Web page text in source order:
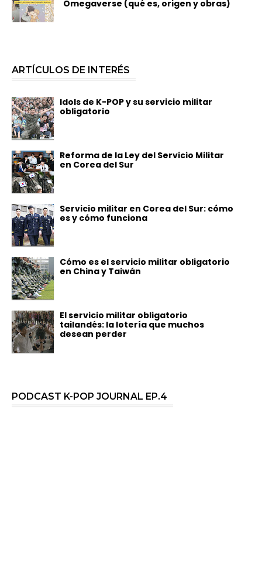
Omegaverse (qué es, origen y obras)
ARTÍCULOS DE INTERÉS
Idols de K-POP y su servicio militar
obligatorio
Reforma de la Ley del Servicio Militar
en Corea del Sur
Servicio militar en Corea del Sur: cómo
es y cómo funciona
Cómo es el servicio militar obligatorio
en China y Taiwán
El servicio militar obligatorio
tailandés: la lotería que muchos
desean perder
PODCAST K-POP JOURNAL EP.4